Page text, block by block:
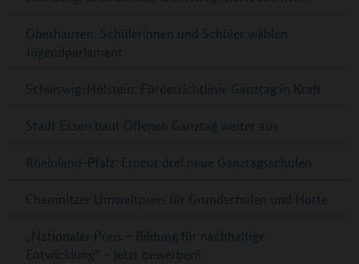
Oberhausen: Schülerinnen und Schüler wählen
Jugendparlament
Schleswig-Holstein: Förderrichtlinie Ganztag in Kraft
Stadt Essen baut Offenen Ganztag weiter aus
Rheinland-Pfalz: Erneut drei neue Ganztagsschulen
Chemnitzer Umweltpreis für Grundschulen und Horte
„Nationaler Preis – Bildung für nachhaltige
Entwicklung“ – jetzt bewerben!